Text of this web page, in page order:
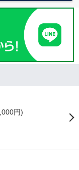
円)